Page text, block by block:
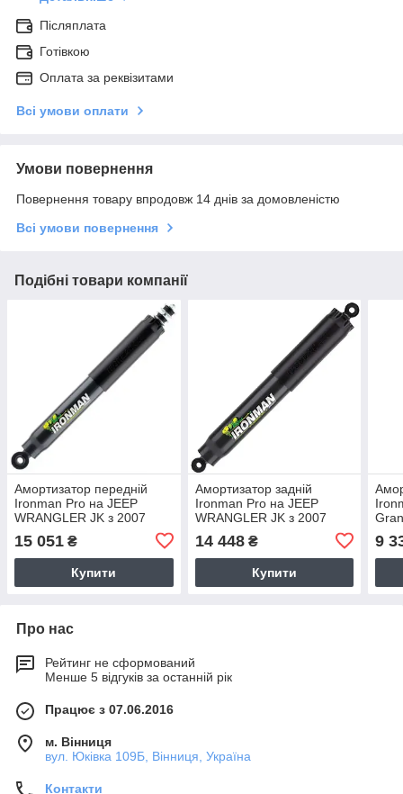
Післяплата
Готівкою
Оплата за реквізитами
Всі умови оплати
Умови повернення
Повернення товару впродовж 14 днів за домовленістю
Всі умови повернення
Подібні товари компанії
Амортизатор передній
Ironman Pro на JEEP
WRANGLER JK з 2007
15 051 ₴
Купити
Амортизатор задній
Ironman Pro на JEEP
WRANGLER JK з 2007
14 448₴
Купити
9
Про нас
Рейтинг не сформований
Менше 5 відгуків за останній рік
Працює з 07.06.2016
м. Вінниця
вул. Юківка 109Б, Вінниця, Україна
Контакти